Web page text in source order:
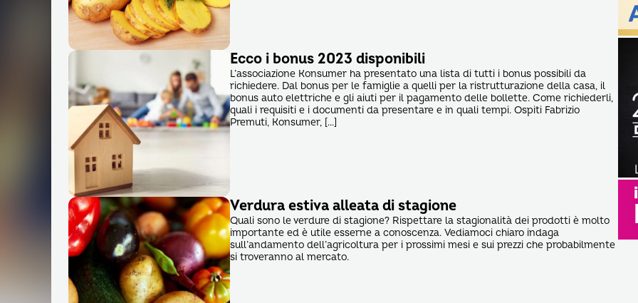
Ecco i bonus 2023 disponibili
L’associazione Konsumer ha presentato una lista di tutti i bonus possibili da
richiedere. Dal bonus per le famiglie a quelli per la ristrutturazione della casa, il
bonus auto elettriche e gli aiuti per il pagamento delle bollette. Come richiederli,
quali i requisiti e i documenti da presentare e in quali tempi. Ospiti Fabrizio
Premuti, Konsumer, […]
Verdura estiva alleata di stagione
Quali sono le verdure di stagione? Rispettare la stagionalità dei prodotti è molto
importante ed è utile esserne a conoscenza. Vediamoci chiaro indaga
sull’andamento dell’agricoltura per i prossimi mesi e sui prezzi che probabilmente
si troveranno al mercato.